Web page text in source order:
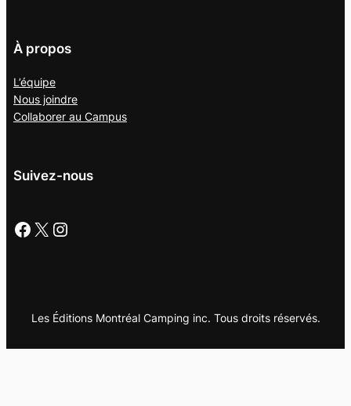
À propos
L’équipe
Nous joindre
Collaborer au Campus
Suivez-nous
Facebook X Instagram
Les Éditions Montréal Camping inc. Tous droits réservés.